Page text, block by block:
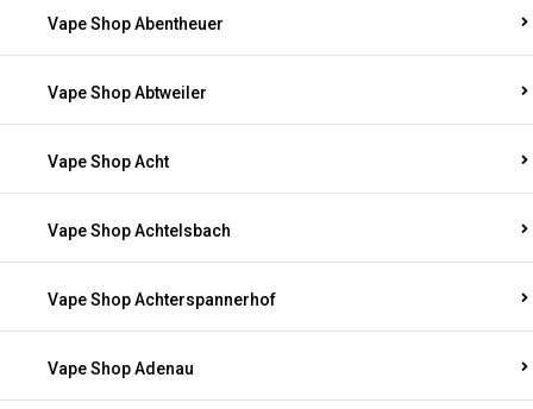
Vape Shop Abentheuer
Vape Shop Abtweiler
Vape Shop Acht
Vape Shop Achtelsbach
Vape Shop Achterspannerhof
Vape Shop Adenau